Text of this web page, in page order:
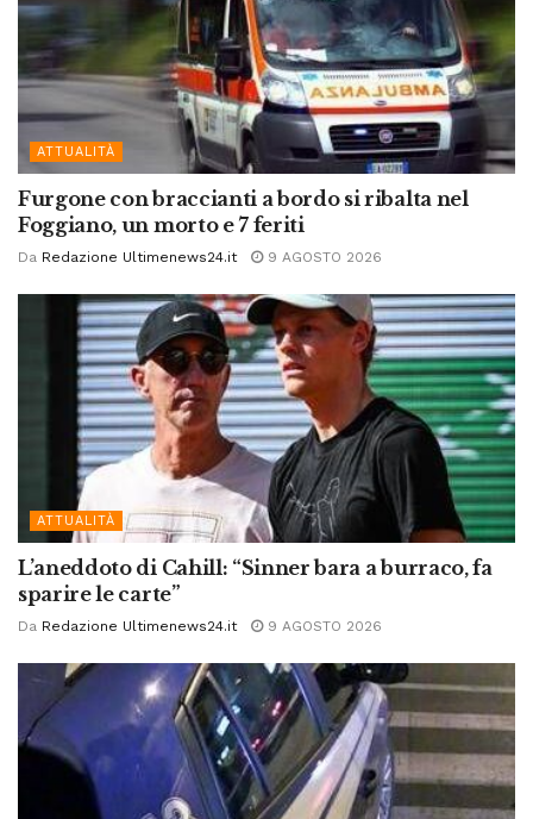
ATTUALITÀ
Furgone con braccianti a bordo si ribalta nel
Foggiano, un morto e 7 feriti
Da Redazione Ultimenews24.it 9 AGOSTO 2026
ATTUALITÀ
L’aneddoto di Cahill: “Sinner bara a burraco, fa
sparire le carte”
Da Redazione Ultimenews24.it 9 AGOSTO 2026